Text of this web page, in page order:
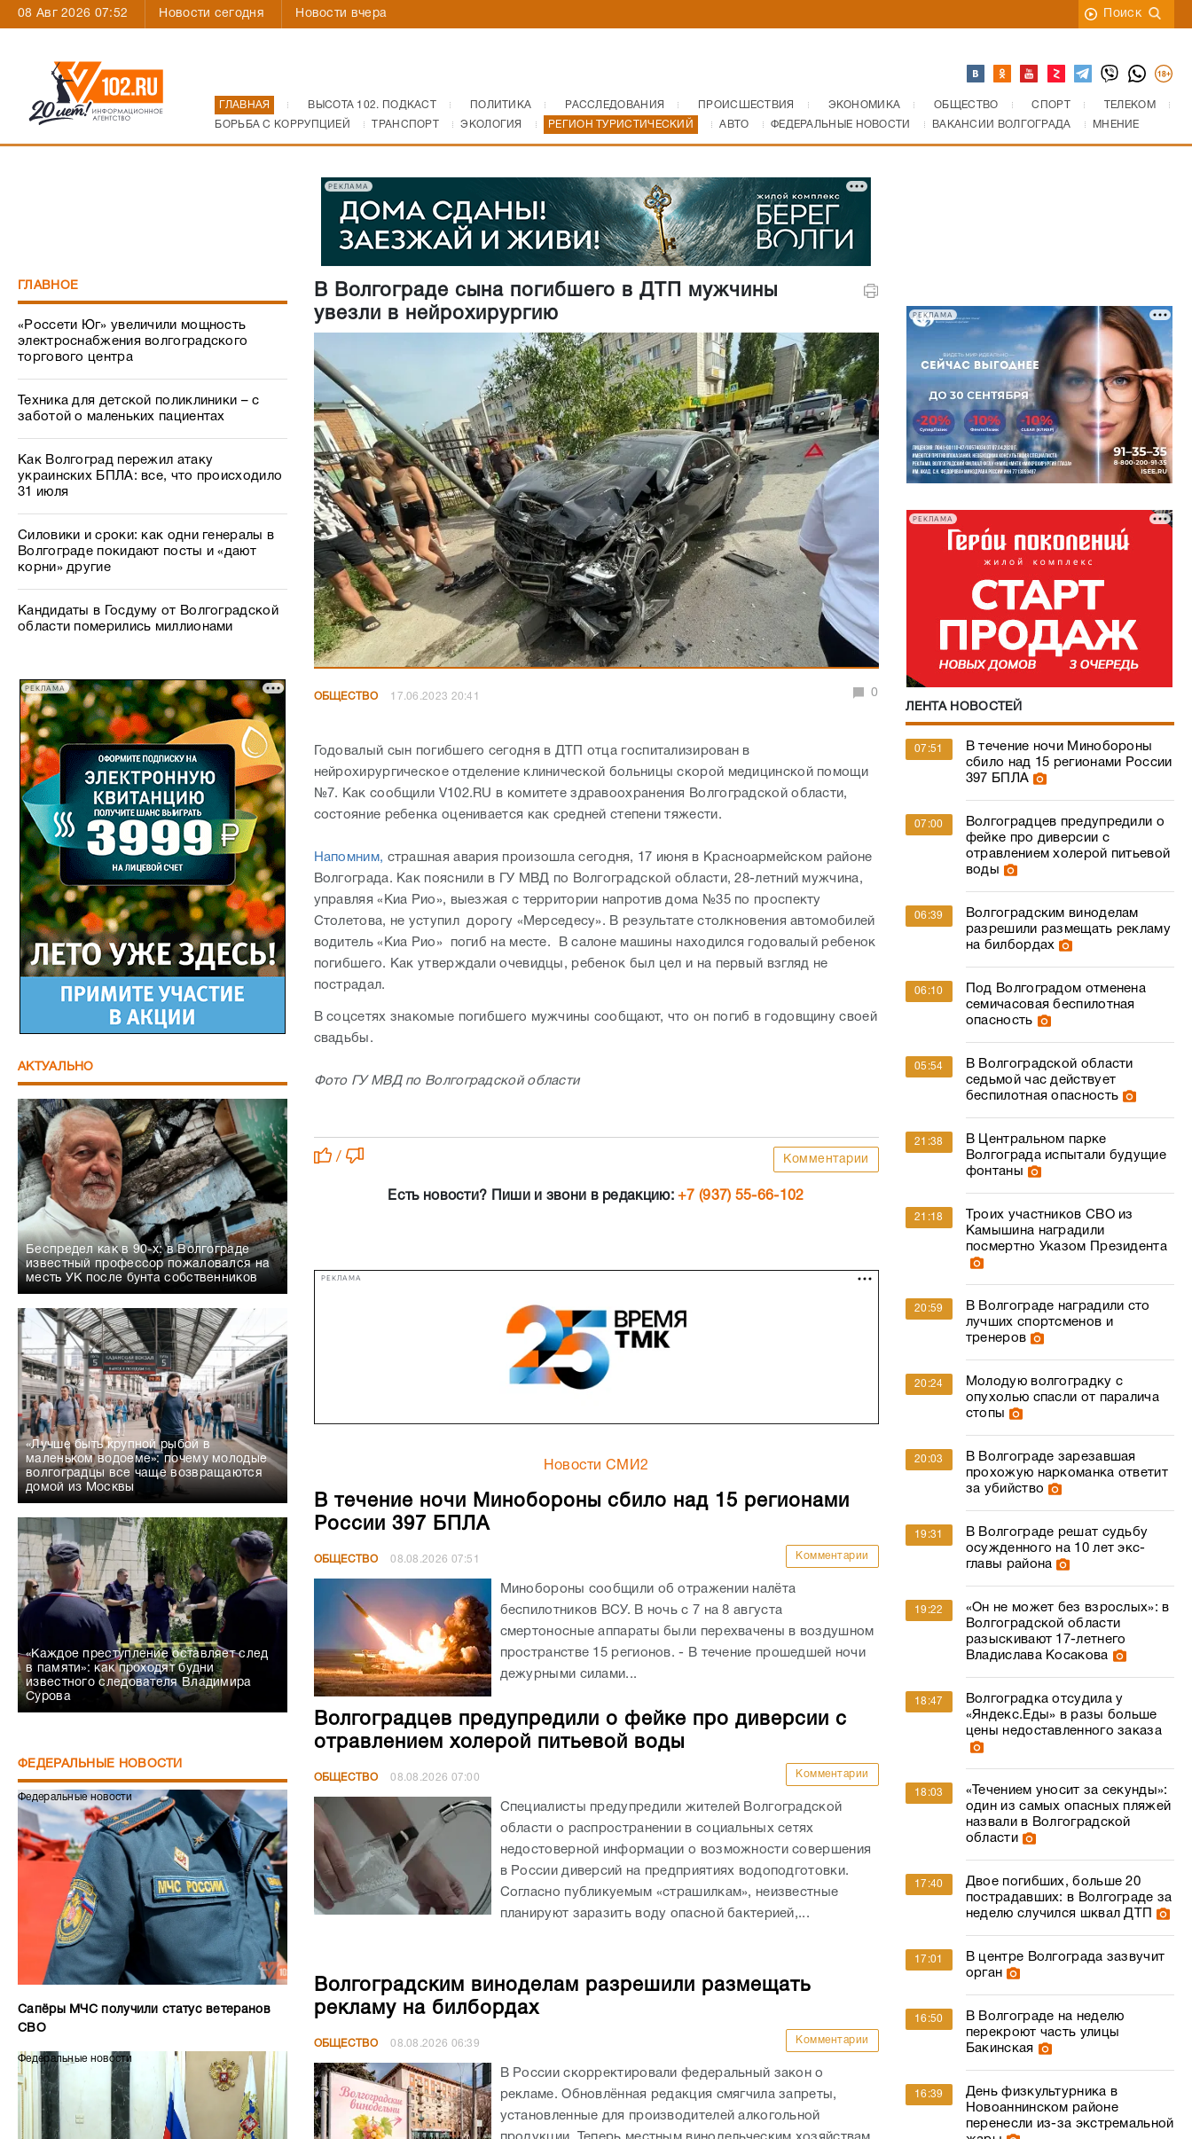
08 Авг 2026 07:52 Новости сегодня Новости вчера Поиск
ГЛАВНАЯ ВЫСОТА 102. ПОДКАСТ ПОЛИТИКА РАССЛЕДОВАНИЯ ПРОИСШЕСТВИЯ ЭКОНОМИКА ОБЩЕСТВО СПОРТ
ТЕЛЕКОМ
БОРЬБА С КОРРУПЦИЕЙ
ТРАНСПОРТ ЭКОЛОГИЯ РЕГИОН ТУРИСТИЧЕСКИЙ АВТО ФЕДЕРАЛЬНЫЕ НОВОСТИ ВАКАНСИИ ВОЛГОГРАДА МНЕНИЕ
РЕКЛАМА
ГЛАВНОЕ
«Россети Юг» увеличили мощность
электроснабжения волгоградского
торгового центра
Техника для детской поликлиники – с
заботой о маленьких пациентах
Как Волгоград пережил атаку
украинских БПЛА: все, что происходило
31 июля
Силовики и сроки: как одни генералы в
Волгограде покидают посты и «дают
корни» другие
Кандидаты в Госдуму от Волгоградской
области померились миллионами
РЕКЛАМА
АКТУАЛЬНО
Беспредел как в 90-х: в Волгограде
известный профессор пожаловался на
месть УК после бунта собственников
«Лучше быть крупной рыбой в
маленьком водоеме»: почему молодые
волгоградцы все чаще возвращаются
домой из Москвы
«Каждое преступление оставляет след
в памяти»: как проходят будни
известного следователя Владимира
Сурова
ФЕДЕРАЛЬНЫЕ НОВОСТИ
Федеральные новости
Сапёры МЧС получили статус ветеранов
СВО
Федеральные новости
В Волгограде сына погибшего в ДТП мужчины
увезли в нейрохирургию
ОБЩЕСТВО 17.06.2023 20:41 0
Годовалый сын погибшего сегодня в ДТП отца госпитализирован в
нейрохирургическое отделение клинической больницы скорой медицинской помощи
№7. Как сообщили V102.RU в комитете здравоохранения Волгоградской области,
состояние ребенка оценивается как средней степени тяжести.
Напомним, страшная авария произошла сегодня, 17 июня в Красноармейском районе
Волгограда. Как пояснили в ГУ МВД по Волгоградской области, 28-летний мужчина,
управляя «Киа Рио», выезжая с территории напротив дома №35 по проспекту
Столетова, не уступил дорогу «Мерседесу». В результате столкновения автомобилей
водитель «Киа Рио» погиб на месте. В салоне машины находился годовалый ребенок
погибшего. Как утверждали очевидцы, ребенок был цел и на первый взгляд не
пострадал.
В соцсетях знакомые погибшего мужчины сообщают, что он погиб в годовщину своей
свадьбы.
Фото ГУ МВД по Волгоградской области
/ Комментарии
Есть новости? Пиши и звони в редакцию:+7 (937) 55-66-102
РЕКЛАМА
Новости СМИ2
В течение ночи Минобороны сбило над 15 регионами
России 397 БПЛА
ОБЩЕСТВО 08.08.2026 07:51 Комментарии
Минобороны сообщили об отражении налёта
беспилотников ВСУ. В ночь с 7 на 8 августа
смертоносные аппараты были перехвачены в воздушном
пространстве 15 регионов. - В течение прошедшей ночи
дежурными силами...
Волгоградцев предупредили о фейке про диверсии с
отравлением холерой питьевой воды
ОБЩЕСТВО 08.08.2026 07:00 Комментарии
Специалисты предупредили жителей Волгоградской
области о распространении в социальных сетях
недостоверной информации о возможности совершения
в России диверсий на предприятиях водоподготовки.
Согласно публикуемым «страшилкам», неизвестные
планируют заразить воду опасной бактерией,...
Волгоградским виноделам разрешили размещать
рекламу на билбордах
ОБЩЕСТВО 08.08.2026 06:39 Комментарии
В России скорректировали федеральный закон о
рекламе. Обновлённая редакция смягчила запреты,
установленные для производителей алкогольной
РЕКЛАМА
РЕКЛАМА
ЛЕНТА НОВОСТЕЙ
07:51
В течение ночи Минобороны
сбило над 15 регионами России
397 БПЛА
07:00
Волгоградцев предупредили о
фейке про диверсии с
отравлением холерой питьевой
воды
06:39
Волгоградским виноделам
разрешили размещать рекламу
на билбордах
06:10
Под Волгоградом отменена
семичасовая беспилотная
опасность
05:54
В Волгоградской области
седьмой час действует
беспилотная опасность
21:38
В Центральном парке
Волгограда испытали будущие
фонтаны
21:18
Троих участников СВО из
Камышина наградили
посмертно Указом Президента
20:59
В Волгограде наградили сто
лучших спортсменов и
тренеров
20:24
Молодую волгоградку с
опухолью спасли от паралича
стопы
20:03
В Волгограде зарезавшая
прохожую наркоманка ответит
за убийство
19:31
В Волгограде решат судьбу
осужденного на 10 лет экс-
главы района
19:22
«Он не может без взрослых»: в
Волгоградской области
разыскивают 17-летнего
Владислава Косакова
18:47
Волгоградка отсудила у
«Яндекс.Еды» в разы больше
цены недоставленного заказа
18:03
«Течением уносит за секунды»:
один из самых опасных пляжей
назвали в Волгоградской
области
17:40
Двое погибших, больше 20
пострадавших: в Волгограде за
неделю случился шквал ДТП
17:01
В центре Волгограда зазвучит
орган
16:50
В Волгограде на неделю
перекроют часть улицы
Бакинская
16:39
День физкультурника в
Новоаннинском районе
перенесли из-за экстремальной